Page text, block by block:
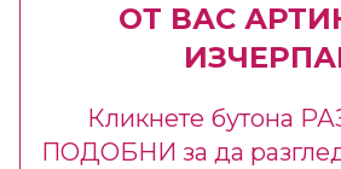
ОТ ВАС
Кликнете бутона
ПОДОБНИ за да